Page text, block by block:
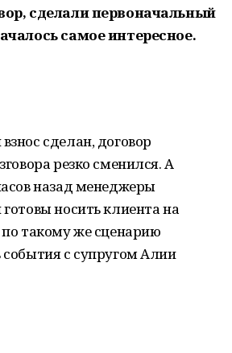
сделали первоначальный
самое интересное.
сделан, договор
резко сменился. А
назад менеджеры
носить клиента на
такому же сценарию
события с супругом Алии